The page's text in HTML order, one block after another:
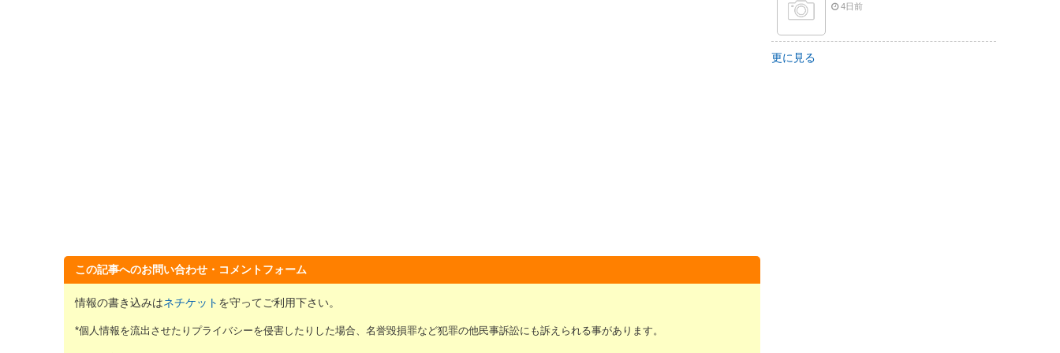
この記事へのお問い合わせ・コメントフォーム
情報の書き込みはネチケット を守ってご利用下さい。
*個人情報を流出させたりプライバシーを侵害したりした場合、名誉毀損罪など犯罪の他民事訴訟にも訴えられる事があります。
4日前
更に見る